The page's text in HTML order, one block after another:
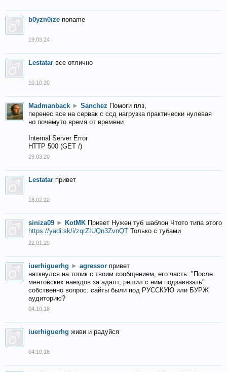
b0yzn0ize noname
19.03.24
Lestatar все отлично
10.10.20
Madmanback ► Sanchez Помоги плз,
перенес все на сервак с ссд нагрузка практически нулевая
но почемуто время от времени
Internal Server Error
HTTP 500 (GET /)
29.03.20
Lestatar привет
18.02.20
siniza09 ► KotMK Привет Нужен туб шаблон Чтото типа этого
https://yadi.sk/i/zqrZIUQn3ZvnQT Только с тубами
22.01.20
iuerhiguerhg ► agressor привет
наткнулся на топик с твоим сообщением, его часть: "После
ментовских наездов за адалт, решил с ним подзавязать"
собственно вопрос: сайты были под РУССКУЮ или БУРЖ
аудиторию?
04.10.18
iuerhiguerhg живи и радуйся
04.10.18